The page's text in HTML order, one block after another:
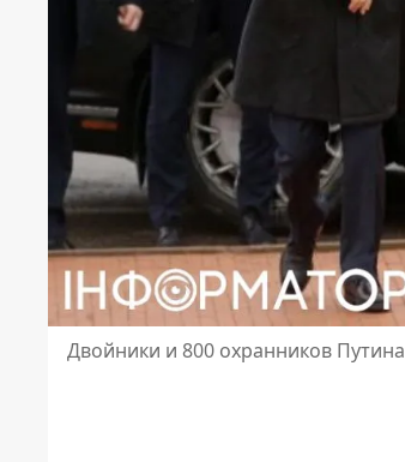
Двойники и 800 охранников Путина